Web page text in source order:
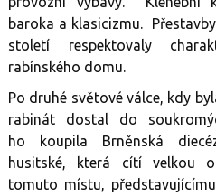
baroka a klasicizmu.
století respektovaly
rabínského domu.
Po druhé světové válce, kdy
rabinát dostal do
ho koupila Brněnská
husitské, která cítí velkou
tomuto místu,